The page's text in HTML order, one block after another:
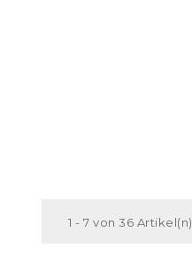
1 - 7 von 36 Artikel(n)